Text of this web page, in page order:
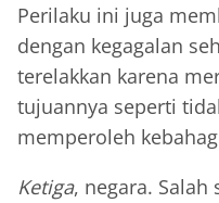
Perilaku ini juga
dengan kegagalan
terelakkan karena
tujuannya seperti
memperoleh
Ketiga, negara. Salah